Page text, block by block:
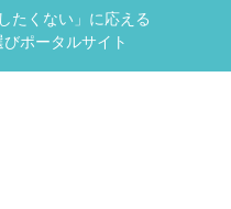
たくない」に応える
ポータルサイト